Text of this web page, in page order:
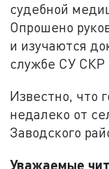
судебной
Опрошено
и изучаются
службе СУ СКР
Известно, что
недалеко от
Заводского
Уважаемые